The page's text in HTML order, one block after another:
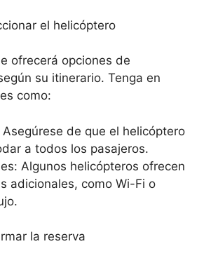
el helicóptero
ofrecerá opciones de
su itinerario. Tenga en
como:
de que el helicóptero
a todos los pasajeros.
Algunos helicópteros ofrecen
adicionales, como Wi-Fi o
la reserva